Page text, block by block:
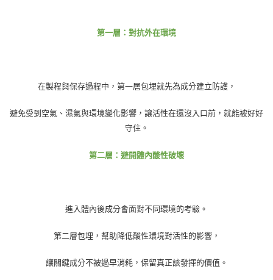
第一層：對抗外在環境
在製程與保存過程中，第一層包埋就先為成分建立防護，
避免受到空氣、濕氣與環境變化影響，讓活性在還沒入口前，就能被好好
守住。
第二層：避開體內酸性破壞
進入體內後成分會面對不同環境的考驗。
第二層包埋，幫助降低酸性環境對活性的影響，
讓關鍵成分不被過早消耗，保留真正該發揮的價值。